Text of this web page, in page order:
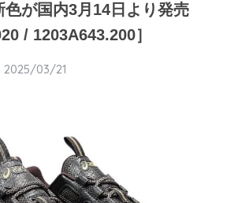
が国内3月14日より発売
/ 1203A643.200］
2025/03/21